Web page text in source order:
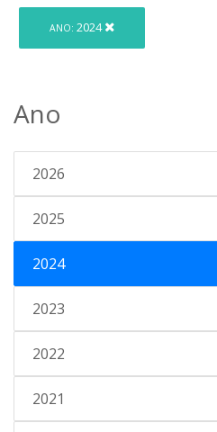
ANO: 2024
Ano
2026
2025
2024
2023
2022
2021